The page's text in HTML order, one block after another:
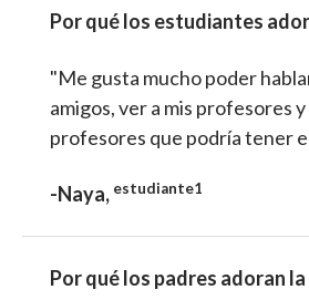
Por qué los estudiantes
"Me gusta mucho poder
amigos, ver a mis profesores
profesores que podría tener
-Naya, estudiante1
Por qué los padres adoran